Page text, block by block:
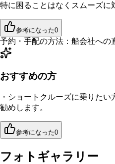
特に困ることはなくスムーズに
参考になった0
予約・手配の方法： 船会社への
おすすめの方
・ショートクルーズに乗りた
勧めします。
参考になった0
フォトギャラリー